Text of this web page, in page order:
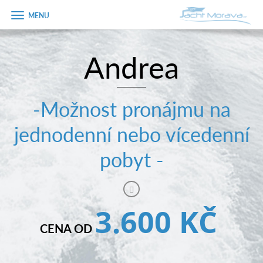
Úvodní strana
Pronájem a ceník
Plán plavby
Tipy na výlet
PRODEJ LODÍ
Zobrazit
menu
Andrea
-Možnost pronájmu na
jednodenní nebo vícedenní
pobyt -
CENA OD3.600 KČ